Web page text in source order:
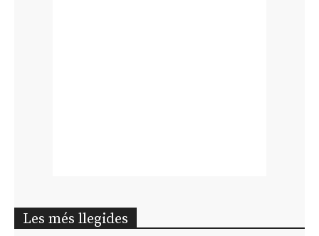
Les més llegides